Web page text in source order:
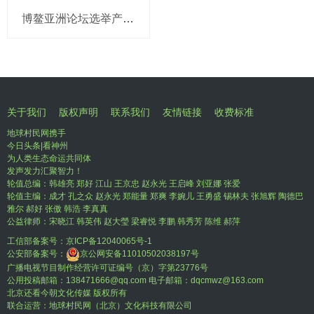
博鳌亚洲论坛选举产生新一届理事会 潘基文当选理事长
关于我们 版权声明 联系我们 友情链接 收费标准
地球村民网携手
今日头条|看神州
为人类生态命运共同体
发声发力汇聚智力！
轮值总编：韩雄亮 郑好 江山 王京忠 赵永光 王启峰 刘亚娜 张爱
轮值主编：成才 孔之众 赵永光 郑能量 郑爽 李婉儿 王勇盛 锡林夫 张旭辉 陶德巴
雅尔 郝好 张傲 韩浩 李真真
公益律师：宋晓江 韩英伟 赵大瑩 梁睿悦 李鹏 韩秀芳 陈维 郝萍
工信部备案号： 京ICP备12040065号-1
公安部备案号：
京公网安备11010502038197号
广播电视节目制作经营许可证编号（京）字第23776号
公用投稿邮箱：138471666@qq.com 电子邮箱：dqcmwz@163.com
北京还看今朝文化传媒 版权所有
联合运营：地球村民网（北京）文化科技有限公司